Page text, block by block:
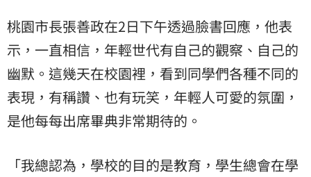
桃園市長張善政在2日下午透過臉書回應，他表
示，一直相信，年輕世代有自己的觀察、自己的
幽默。這幾天在校園裡，看到同學們各種不同的
表現，有稱讚、也有玩笑，年輕人可愛的氛圍，
是他每每出席畢典非常期待的。
「我總認為，學校的目的是教育，學生總會在學